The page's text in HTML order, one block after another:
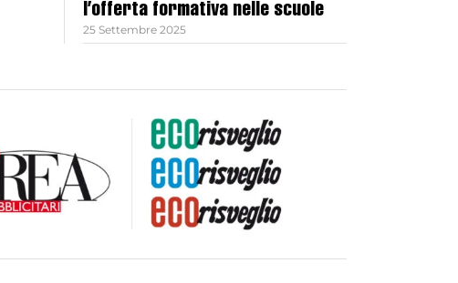
l’offerta formativa nelle scuole
25 Settembre 2025